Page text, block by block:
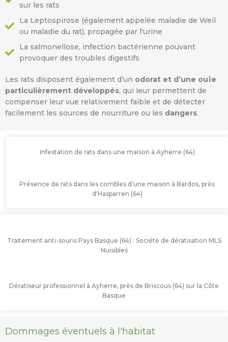
sur les rats
La Leptospirose (également appelée maladie de Weil
ou maladie du rat), propagée par l'urine
La salmonellose, infection bactérienne pouvant
provoquer des troubles digestifs
Les rats disposent également d’un odorat et d’une ouïe
particulièrement développés, qui leur permettent de
compenser leur vue relativement faible et de détecter
facilement les sources de nourriture ou les dangers.
Infestation de rats dans une maison à Ayherre (64)
Présence de rats dans les combles d'une maison à Bardos, près
d'Hasparren (64)
Traitement anti-souris Pays Basque (64) : Société de dératisation MLS
Nuisibles
Dératiseur professionnel à Ayherre, près de Briscous (64) sur la Côte
Basque
Dommages éventuels à l'habitat